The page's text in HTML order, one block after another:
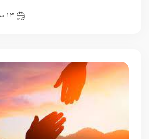
13 سپتامبر